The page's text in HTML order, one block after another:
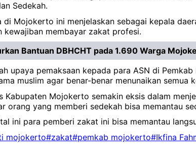
Sedekah.
di Mojokerto ini menjelaskan sebagai kepala
kewajiban membayar zakat profesi.
Bantuan DBHCHT pada 1.690 Warga
upaya pemaksaan kepada para ASN di
muslim agar benar-benar menunaikan
Kabupaten Mojokerto semakin eksis dalam
orang yang memberi sedekah bisa memantau
ini para pemberi zakat ini bisa memantau
mojokerto#zakat#pemkab mojokerto#Ikfina